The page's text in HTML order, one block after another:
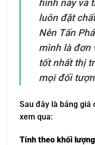
hình này và
luôn đặt
Nên Tấn
mình là đơn
tốt nhất thị
mọi đối
Sau đây là bảng giá
xem qua:
Tính theo khối